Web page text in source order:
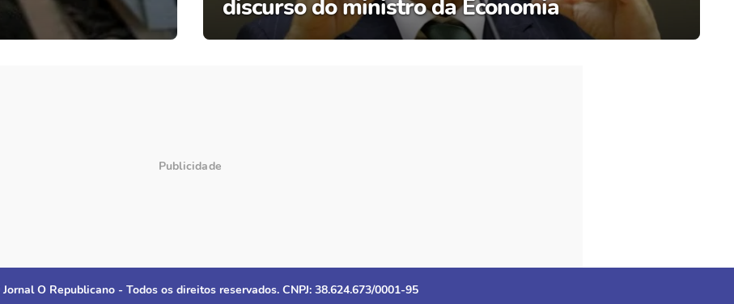
discurso do ministro da Economia
O Republicano - Todos os direitos reservados. CNPJ: 38.624.673/0001-95